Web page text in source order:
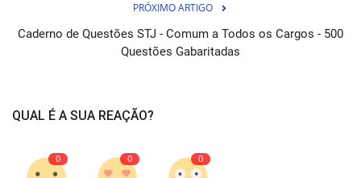
PRÓXIMO ARTIGO
Caderno de Questões STJ - Comum a Todos os Cargos - 500
Questões Gabaritadas
QUAL É A SUA REAÇÃO?
0 0 0